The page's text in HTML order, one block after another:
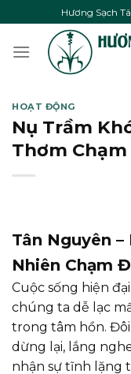
to
content
Hương Sạch
HOẠT ĐỘNG
Nụ Trầm
Thơm
Tân Nguyên
Nhiên Chạm
Cuộc sống hiện
chúng ta dễ lạc
trong tâm hồn.
dừng lại, lắng
nhận sự tĩnh lặng